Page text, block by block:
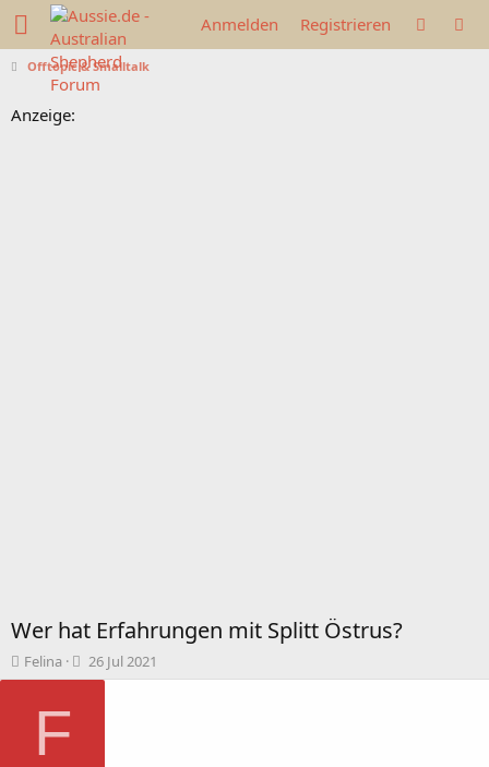
Anmelden Registrieren
Offtopic & Smalltalk
Anzeige:
Wer hat Erfahrungen mit Splitt Östrus?
T
h
Felina
B
e
26 Jul 2021
F